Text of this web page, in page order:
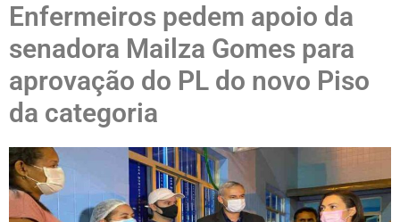
Enfermeiros pedem apoio da
senadora Mailza Gomes para
aprovação do PL do novo Piso
da categoria